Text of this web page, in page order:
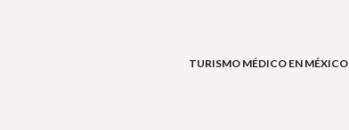
TURISMO MÉDICO EN MÉXICO